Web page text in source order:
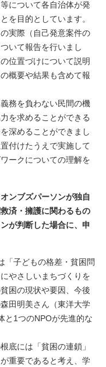
について各自治体が発
を目的としています。
実際（自己発意案件の
いて報告を行いまし
位置づけについて説明
概要や結果も含めて報
務を負わない民間の機
を求めることができる
深めることができまし
付けたうえで実施して
ークについての理解を
ンブズパーソンが独自
済・擁護に関わるもの
が判断した場合に、申
子どもの格差・貧困問
やさしいまちづくりを
困の現状や要因、今後
田明美さん（東洋大学
と1つのNPOが先進的な
底には「貧困の連鎖」
重要であると考え、学